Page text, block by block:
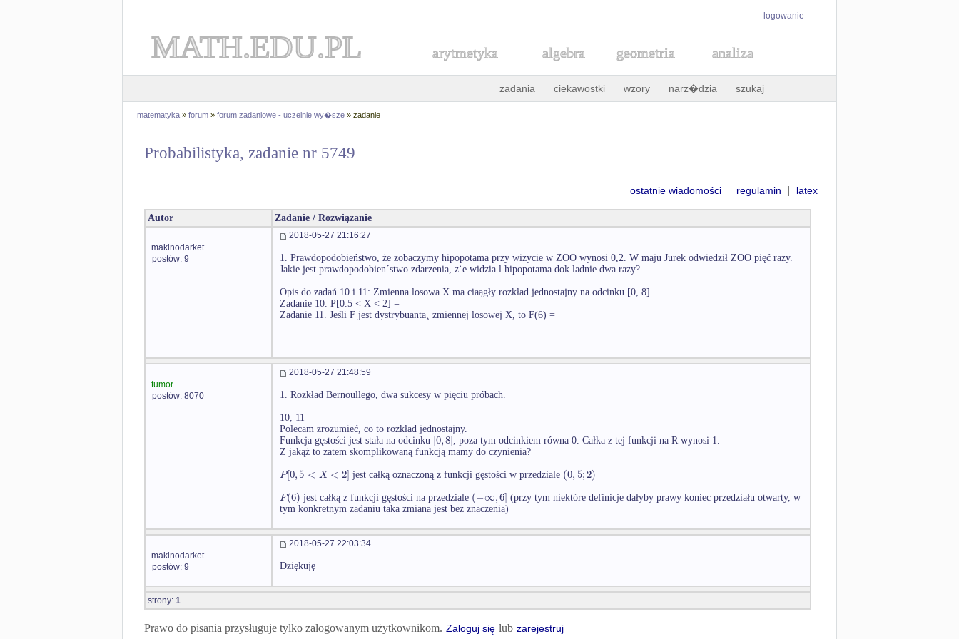
logowanie
MATH.EDU.PL arytmetyka algebra geometria analiza
zadania ciekawostki wzory narz�dzia szukaj
matematyka » forum » forum zadaniowe - uczelnie wy�sze » zadanie
Probabilistyka, zadanie nr 5749
ostatnie wiadomości | regulamin | latex
Autor Zadanie / Rozwiązanie
makinodarket
postów: 9
2018-05-27 21:16:27
1. Prawdopodobieństwo, że zobaczymy hipopotama przy wizycie w ZOO wynosi 0,2. W maju Jurek odwiedził ZOO pięć razy.
Jakie jest prawdopodobien´stwo zdarzenia, z˙e widzia l hipopotama dok ladnie dwa razy?
Opis do zadań 10 i 11: Zmienna losowa X ma ciaągły rozkład jednostajny na odcinku [0, 8].
Zadanie 10. P[0.5 < X < 2] =
Zadanie 11. Jeśli F jest dystrybuanta¸ zmiennej losowej X, to F(6) =
tumor
postów: 8070
2018-05-27 21:48:59
1. Rozkład Bernoullego, dwa sukcesy w pięciu próbach.
10, 11
Polecam zrozumieć, co to rozkład jednostajny.
Funkcja gęstości jest stała na odcinku [0,8], poza tym odcinkiem równa 0. Całka z tej funkcji na R wynosi 1.
Z jakąż to zatem skomplikowaną funkcją mamy do czynienia?
P[0,5 < X < 2] jest całką oznaczoną z funkcji gęstości w przedziale (0,5;2)
F(6) jest całką z funkcji gęstości na przedziale (−∞,6] (przy tym niektóre definicje dałyby prawy koniec przedziału otwarty, w
tym konkretnym zadaniu taka zmiana jest bez znaczenia)
makinodarket
postów: 9
2018-05-27 22:03:34
Dziękuję
strony: 1
Prawo do pisania przysługuje tylko zalogowanym użytkownikom. Zaloguj się lub zarejestruj